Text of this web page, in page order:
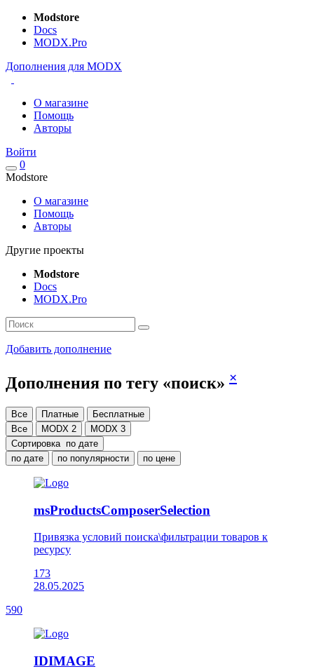
Modstore
Docs
MODX.Pro
Дополнения для MODX
О магазине
Помощь
Авторы
Войти
0
Modstore
О магазине
Помощь
Авторы
Другие проекты
Modstore
Docs
MODX.Pro
Добавить дополнение
Дополнения по тегу «поиск» ×
Все Платные
Бесплатные
Все
MODX 2
MODX 3
Сортировка по дате
по дате
по популярности по цене
msProductsComposerSelection
Привязка условий поиска\фильтрации товаров к
ресурсу
173
28.05.2025
590
IDIMAGE